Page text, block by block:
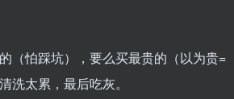
（怕踩坑），要么买最贵的（以为贵=
太累，最后吃灰。